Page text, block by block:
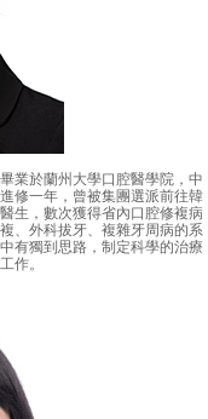
於蘭州大學口腔醫學院，中
修一年，曾被集團選派前往韓
生，數次獲得省內口腔修複病
、外科拔牙、複雜牙周病的系
有獨到思路，制定科學的治療
作。